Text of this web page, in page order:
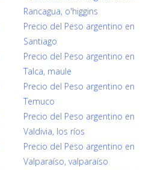
Rancagua, o'higgins
Precio del Peso argentino en
Santiago
Precio del Peso argentino en
Talca, maule
Precio del Peso argentino en
Temuco
Precio del Peso argentino en
Valdivia, los ríos
Precio del Peso argentino en
Valparaíso, valparaíso